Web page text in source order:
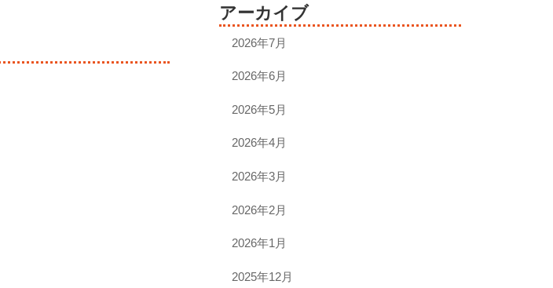
アーカイブ
2026年7月
2026年6月
2026年5月
2026年4月
2026年3月
2026年2月
2026年1月
2025年12月